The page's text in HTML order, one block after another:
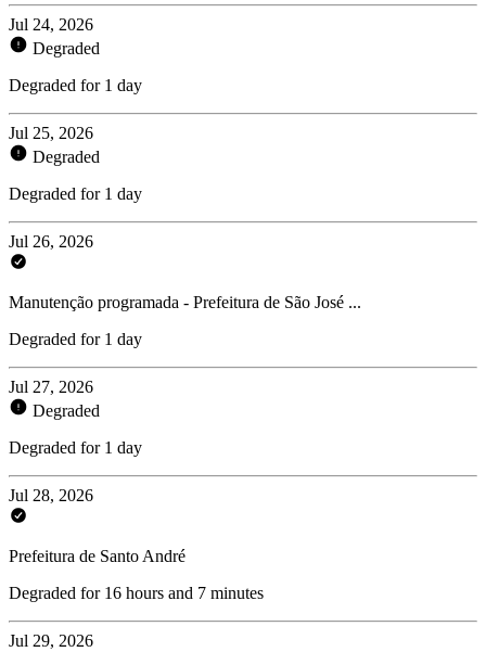
Jul 24, 2026
Degraded
Degraded for 1 day
Jul 25, 2026
Degraded
Degraded for 1 day
Jul 26, 2026
Manutenção programada - Prefeitura de São José ...
Degraded for 1 day
Jul 27, 2026
Degraded
Degraded for 1 day
Jul 28, 2026
Prefeitura de Santo André
Degraded for 16 hours and 7 minutes
Jul 29, 2026